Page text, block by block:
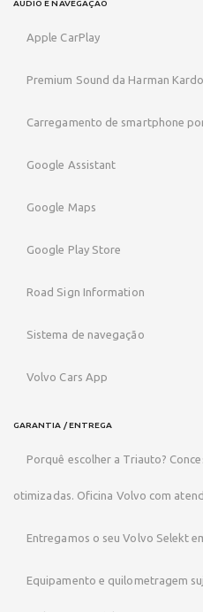
AUDIO E NAVEGAÇÃO
Apple CarPlay
Premium Sound da Harman
Carregamento de smartphone
Google Assistant
Google Maps
Google Play Store
Road Sign Information
Sistema de navegação
Volvo Cars App
GARANTIA / ENTREGA
Porquê escolher a Triauto?
otimizadas. Oficina Volvo com
Entregamos o seu Volvo Selekt
Equipamento e quilometragem